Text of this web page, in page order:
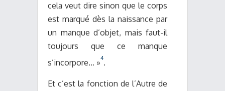
cela veut dire sinon que le corps
est marqué dès la naissance par
un manque d’objet, mais faut-il
toujours que ce manque
s’incorpore… »4.
Et c’est la fonction de l’Autre de